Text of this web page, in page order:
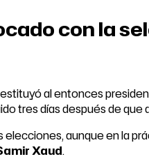
con la
al entonces
tres días después de que
aunque en la
Xaud.